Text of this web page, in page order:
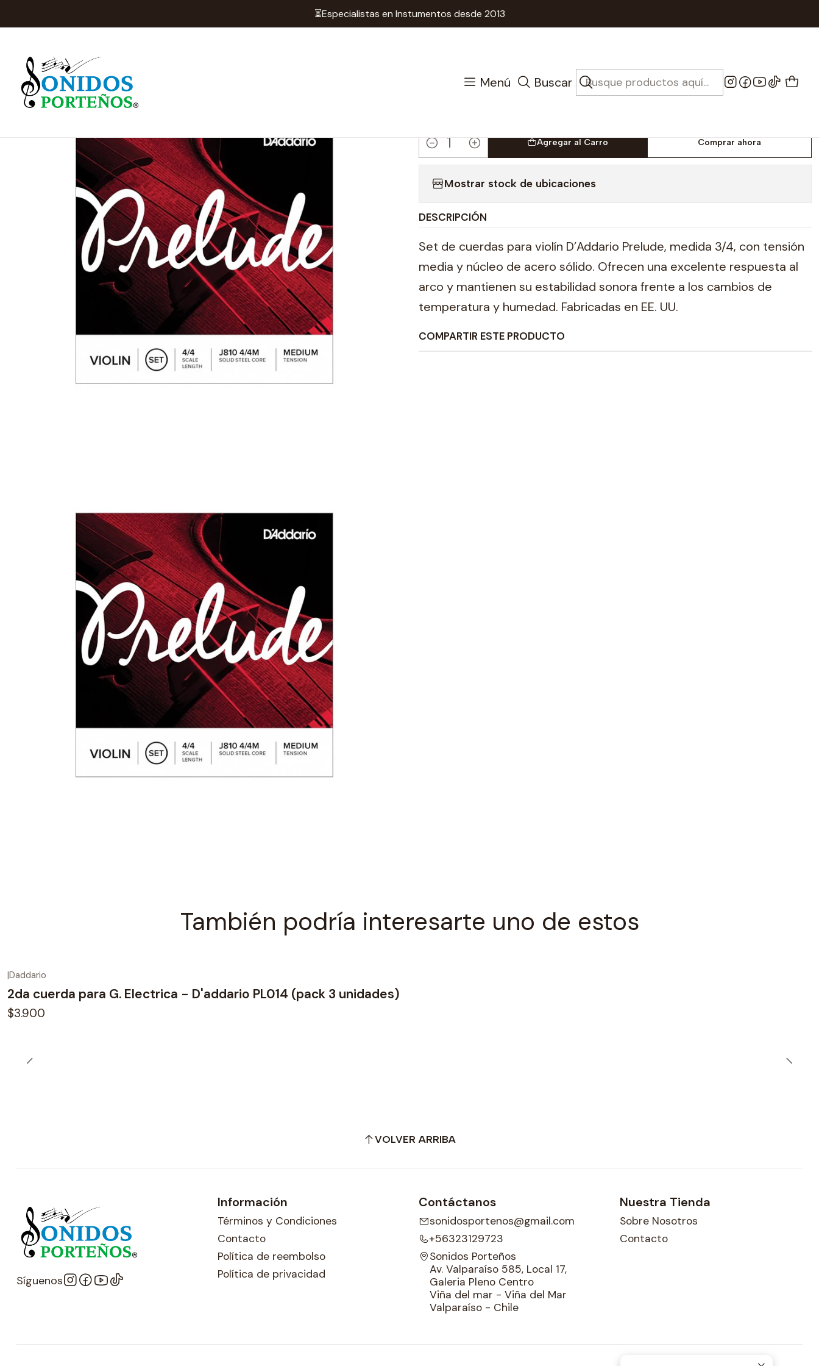
Menú Buscar
⏳Especialistas en Instumentos desde 2013
Cuerdas para Violín Cuerdas para Violin 3/4 - D'addario Prelude
Cuerdas para Violin 3/4 -
D'addario Prelude
Cantidad
Agregar al Carro Comprar ahora
Mostrar stock de ubicaciones
DESCRIPCIÓN
Set de cuerdas para violín D’Addario Prelude, medida 3/4, con tensión
media y núcleo de acero sólido. Ofrecen una excelente respuesta al
arco y mantienen su estabilidad sonora frente a los cambios de
temperatura y humedad. Fabricadas en EE. UU.
COMPARTIR ESTE PRODUCTO
También podría interesarte uno de estos
|Daddario
2da cuerda para G. Electrica - D'addario PL014 (pack 3 unidades)
$3.900
VOLVER ARRIBA
Síguenos
Información
Términos y Condiciones
Contacto
Política de reembolso
Política de privacidad
Contáctanos
sonidosportenos@gmail.com
+56323129723
Sonidos Porteños
Av. Valparaíso 585, Local 17,
Galeria Pleno Centro
Viña del mar - Viña del Mar
Valparaíso - Chile
Nuestra Tienda
Sobre Nosotros
Contacto